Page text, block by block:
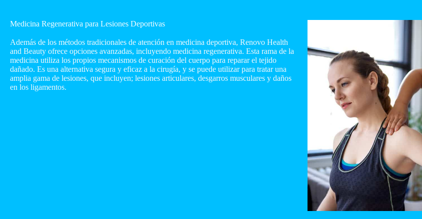
Medicina Regenerativa para Lesiones Deportivas
Además de los métodos tradicionales de atención en medicina deportiva, Renovo Health
and Beauty ofrece opciones avanzadas, incluyendo medicina regenerativa. Esta rama de la
medicina utiliza los propios mecanismos de curación del cuerpo para reparar el tejido
dañado. Es una alternativa segura y eficaz a la cirugía, y se puede utilizar para tratar una
amplia gama de lesiones, que incluyen; lesiones articulares, desgarros musculares y daños
en los ligamentos.